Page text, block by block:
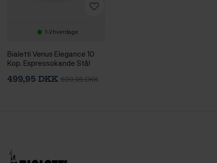
1-2 hverdage
Bialetti Venus Elegance 10
Kop. Espressokande Stål
499,95 DKK 699,95 DKK